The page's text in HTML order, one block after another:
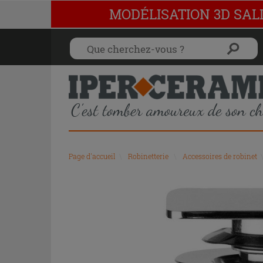
MODÉLISATION 3D
Page d'accueil Robinetterie Accessoires de robinet